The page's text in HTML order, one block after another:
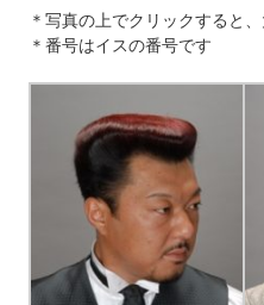
＊写真の上でクリックすると
＊番号はイスの番号です